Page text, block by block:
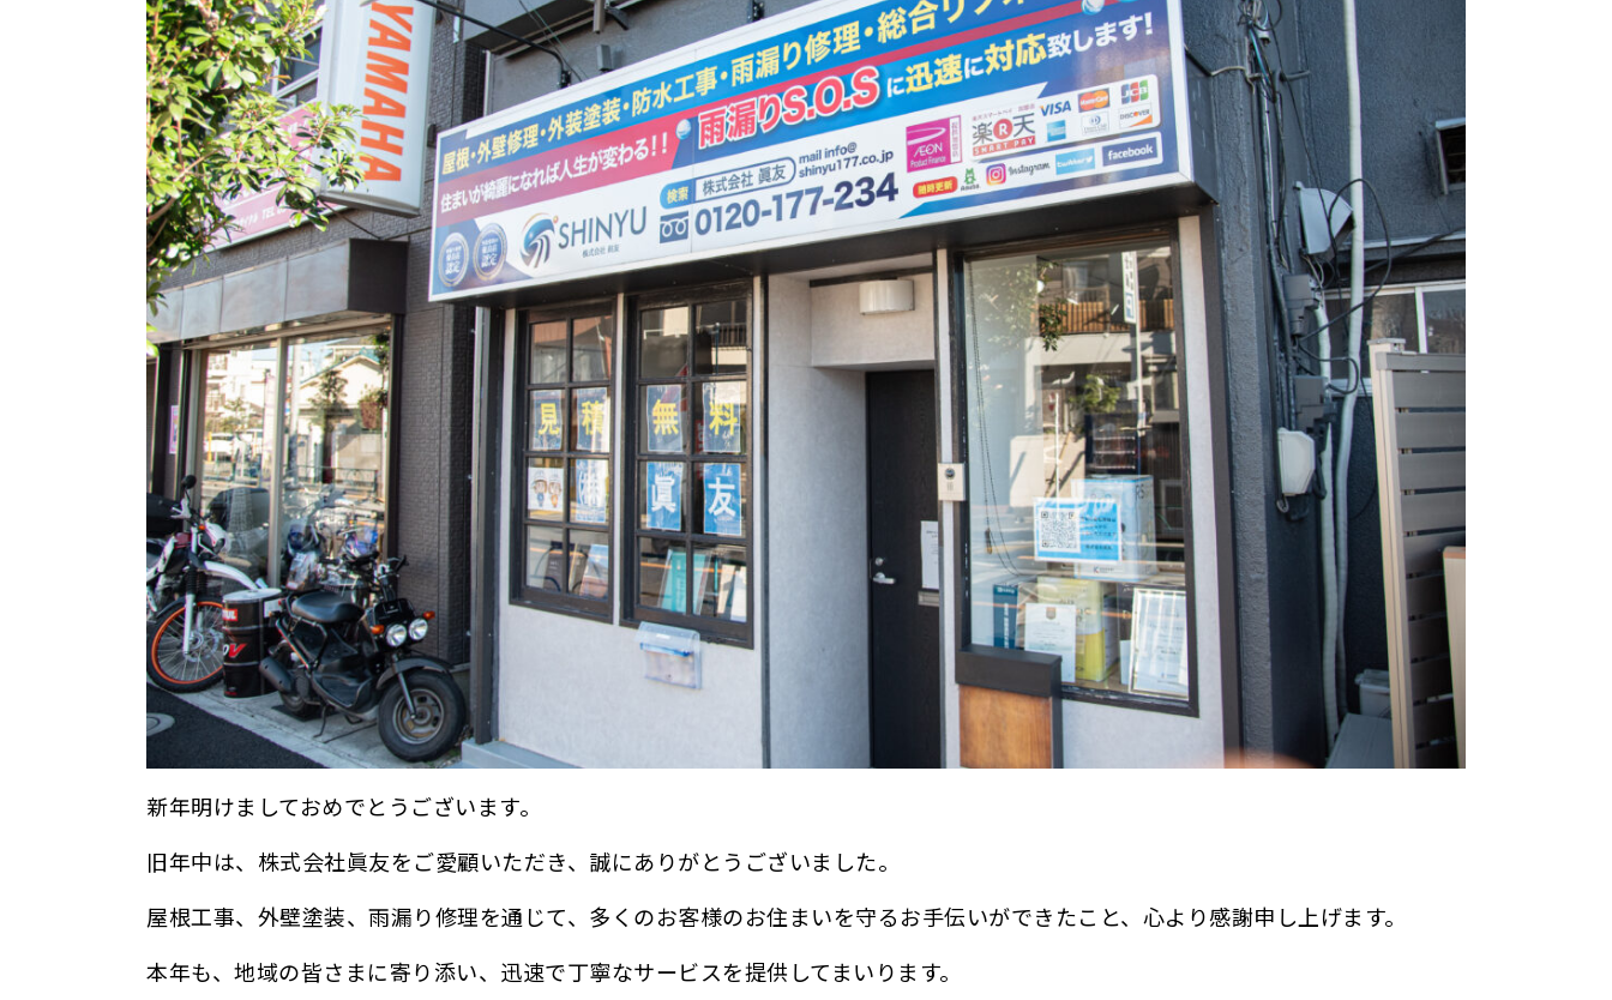
新年明けましておめでとうございます。
旧年中は、株式会社眞友をご愛顧いただき、誠にありがとうございました。
屋根工事、外壁塗装、雨漏り修理を通じて、多くのお客様のお住まいを守るお手伝いができたこと、心より感謝申し上げます。
本年も、地域の皆さまに寄り添い、迅速で丁寧なサービスを提供してまいります。